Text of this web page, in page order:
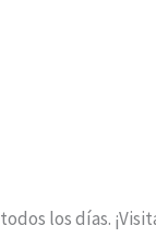
los días.